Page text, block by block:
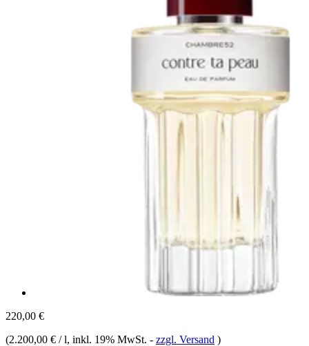
220,00 €
(2.200,00 € / l, inkl. 19% MwSt. - zzgl. Versand )